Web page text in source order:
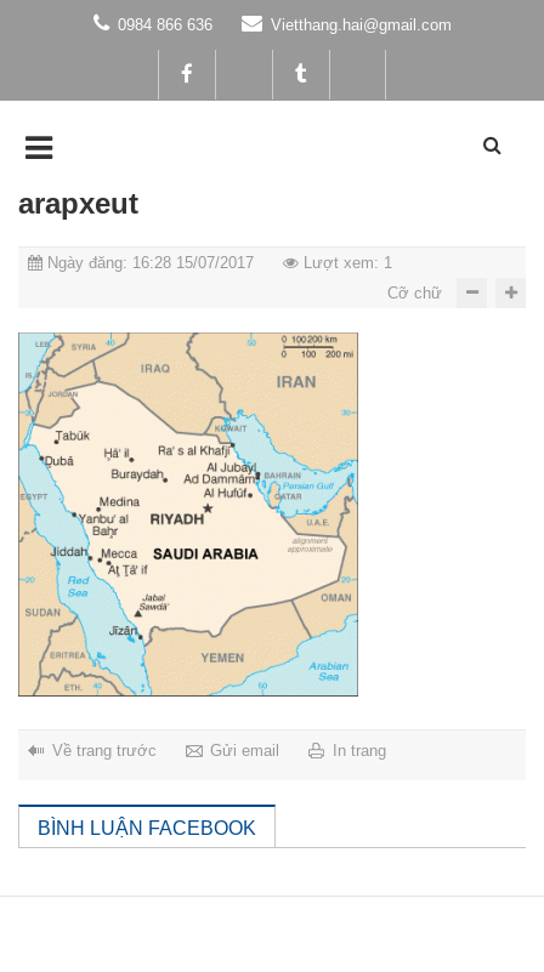
0984 866 636 Vietthang.hai@gmail.com
arapxeut
Ngày đăng: 16:28 15/07/2017
Lượt xem: 1
Cỡ chữ
Về trang trước Gửi email In trang
BÌNH LUẬN FACEBOOK